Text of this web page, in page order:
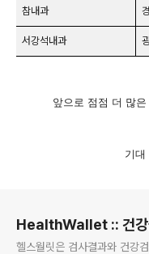
참내과
서강석내과
앞으로 점점 더 많
기대
HealthWallet :: 건강
헬스월릿은 검사결과와 건강